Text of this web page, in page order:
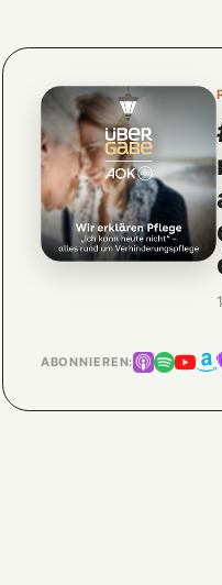
ABONNIEREN: